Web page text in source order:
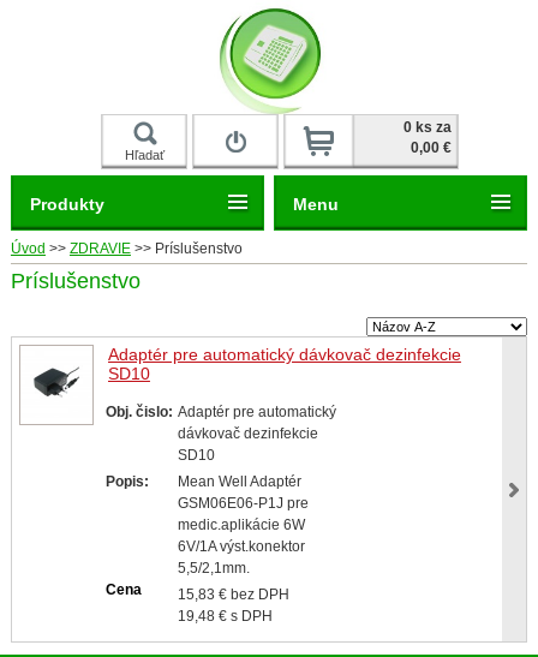
Hľadať
0 ks za
0,00 €
Úvod >> ZDRAVIE >> Príslušenstvo
Príslušenstvo
Adaptér pre automatický dávkovač dezinfekcie
SD10
Obj. čislo: Adaptér pre automatický
dávkovač dezinfekcie
SD10
Popis:
Mean Well Adaptér
GSM06E06-P1J pre
medic.aplikácie 6W
6V/1A výst.konektor
5,5/2,1mm.
Cena
15,83 € bez DPH
19,48 € s DPH
Produkty Menu